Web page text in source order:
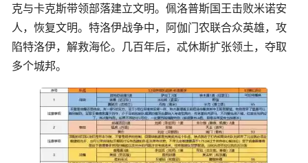
克与卡克斯带领部落建立文明。佩洛普斯国王击败米诺安
人，恢复文明。特洛伊战争中，阿伽门农联合众英雄，攻
陷特洛伊，解救海伦。几百年后，忒休斯扩张领土，夺取
多个城邦。